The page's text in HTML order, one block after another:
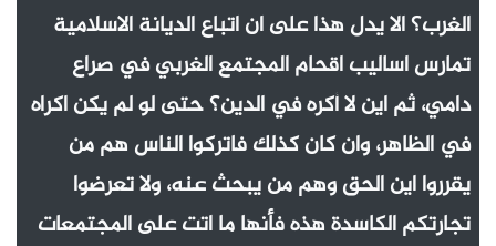
الغرب؟ الا يدل هذا على ان اتباع الديانة الاسلامية
تمارس اساليب اقحام المجتمع الغربي في صراع
دامي، ثم اين لا أكره في الدين؟ حتى لو لم يكن اكراه
في الظاهر، وان كان كذلك فاتركوا الناس هم من
يقرروا اين الحق وهم من يبحث عنه، ولا تعرضوا
تجارتكم الكاسدة هذه فأنها ما اتت على المجتمعات